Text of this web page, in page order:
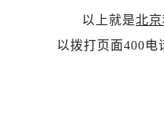
以上就是北
以拨打页面400电